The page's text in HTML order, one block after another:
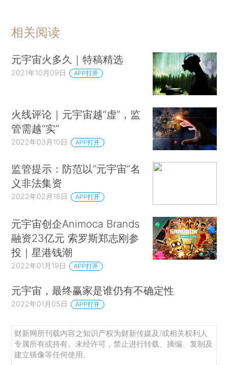
相关阅读
元宇宙火多久｜特稿精选
2021年10月09日 APP打开
火线评论｜元宇宙越“虚”，监
管需越“实”
2022年03月10日 APP打开
监管提示：防范以“元宇宙”名
义非法集资
2022年02月18日 APP打开
元宇宙创企Animoca Brands
融资23亿元 索罗斯郑志刚参
投｜星港钱潮
2022年01月19日 APP打开
元宇宙，最终赢家是谁仍有不确定性
2022年01月05日 APP打开
财新网所刊载内容之知识产权为财新传媒及/或相关权利人
专属所有或持有。未经许可，禁止进行转载、摘编、复制及
建立镜像等任何使用。